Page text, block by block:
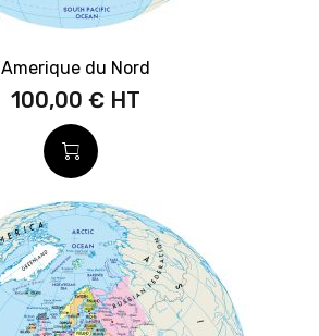
Amerique du Nord
100,00 €